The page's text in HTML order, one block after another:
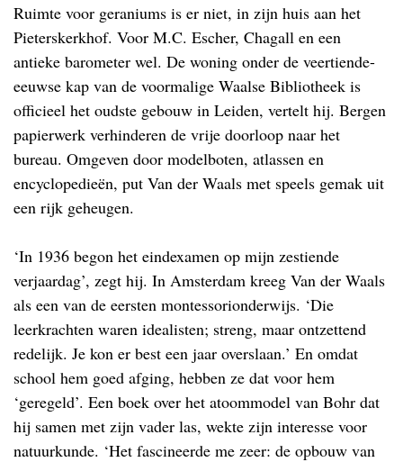
Ruimte voor geraniums is er niet, in zijn huis aan het
Pieterskerkhof. Voor M.C. Escher, Chagall en een
antieke barometer wel. De woning onder de veertiende-
eeuwse kap van de voormalige Waalse Bibliotheek is
officieel het oudste gebouw in Leiden, vertelt hij. Bergen
papierwerk verhinderen de vrije doorloop naar het
bureau. Omgeven door modelboten, atlassen en
encyclopedieën, put Van der Waals met speels gemak uit
een rijk geheugen.
‘In 1936 begon het eindexamen op mijn zestiende
verjaardag’, zegt hij. In Amsterdam kreeg Van der Waals
als een van de eersten montessorionderwijs. ‘Die
leerkrachten waren idealisten; streng, maar ontzettend
redelijk. Je kon er best een jaar overslaan.’ En omdat
school hem goed afging, hebben ze dat voor hem
‘geregeld’. Een boek over het atoommodel van Bohr dat
hij samen met zijn vader las, wekte zijn interesse voor
natuurkunde. ‘Het fascineerde me zeer: de opbouw van